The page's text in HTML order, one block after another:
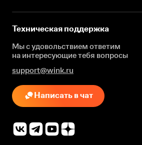
Техническая поддержка
Мы с удовольствием ответим
на интересующиетебя вопросы
support@wink.ru
Написать в чат